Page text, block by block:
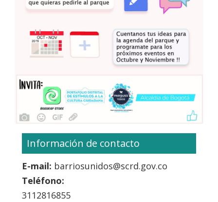
Información de contacto
E-mail: barriosunidos@scrd.gov.co
Teléfono:
3112816855